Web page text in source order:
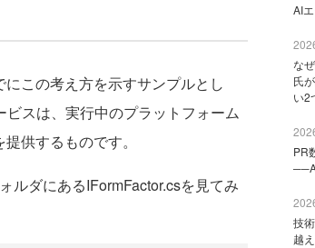
この考え方を示すサンプルとし
スは、実行中のプラットフォーム
供するものです。
ルダにあるIFormFactor.csを見てみ
AI
な
氏
い2
PR
技
越